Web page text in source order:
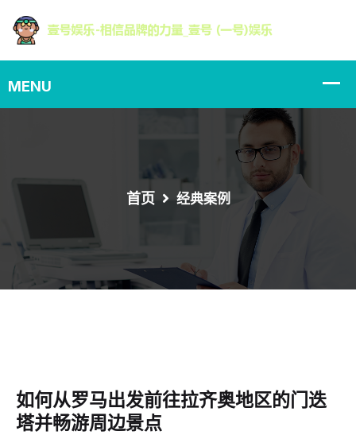
首页 经典案例
如何从罗马出发前往拉齐奥地区的门迭
塔并畅游周边景点